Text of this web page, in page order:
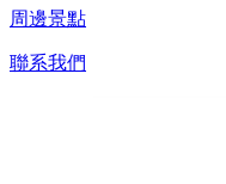
周邊景點
聯系我們